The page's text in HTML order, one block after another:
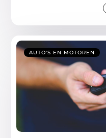
AUTO'S EN MOTOREN